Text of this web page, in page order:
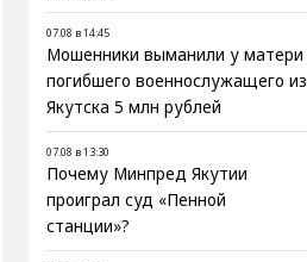
07.08 в 14:45
Мошенники выманили у матери
погибшего военнослужащего из
Якутска 5 млн рублей
07.08 в 13:30
Почему Минпред Якутии
проиграл суд «Пенной
станции»?